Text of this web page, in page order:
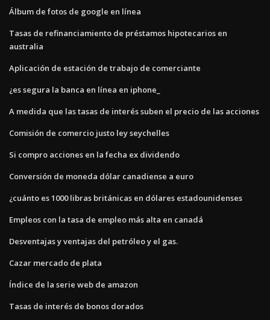
Álbum de fotos de google en línea
Tasas de refinanciamiento de préstamos hipotecarios en
australia
Aplicación de estación de trabajo de comerciante
¿es segura la banca en línea en iphone_
A medida que las tasas de interés suben el precio de las acciones
Comisión de comercio justo ley seychelles
Si compro acciones en la fecha ex dividendo
Conversión de moneda dólar canadiense a euro
¿cuánto es 1000 libras británicas en dólares estadounidenses
Empleos con la tasa de empleo más alta en canadá
Desventajas y ventajas del petróleo y el gas.
Cazar mercado de plata
Índice de la serie web de amazon
Tasas de interés de bonos dorados